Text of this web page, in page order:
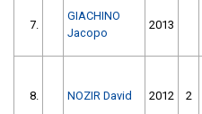
7.
GIACHINO
Jacopo
2013
8. NOZIR David 2012 2